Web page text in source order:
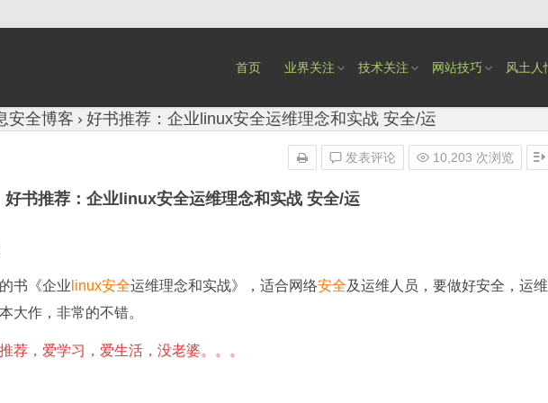
首页 业界关注 技术关注 网站技巧 风土人
安全博客 好书推荐：企业linux安全运维理念和实战 安全/运
好书推荐：企业linux安全运维理念和实战 安全/运
发表评论 10,203 次浏览
书《企业 linux安全运维理念和实战》，适合网络安全及运维人员，要做好安全，运维
大作，非常的不错。
荐，爱学习，爱生活，没老婆。。。